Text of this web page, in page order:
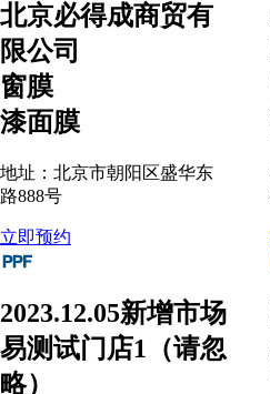
北京必得成商贸有
限公司
窗膜
漆面膜
地址：北京市朝阳区盛华东
路888号
立即预约
2023.12.05新增市场
易测试门店1（请忽
略）